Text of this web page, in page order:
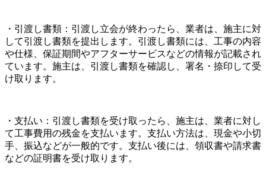
・引渡し書類：引渡し立会が終わったら、業者は、施主に対
して引渡し書類を提出します。引渡し書類には、工事の内容
や仕様、保証期間やアフターサービスなどの情報が記載され
ています。施主は、引渡し書類を確認し、署名・捺印して受
け取ります。
・支払い：引渡し書類を受け取ったら、施主は、業者に対し
て工事費用の残金を支払います。支払い方法は、現金や小切
手、振込などが一般的です。支払い後には、領収書や請求書
などの証明書を受け取ります。